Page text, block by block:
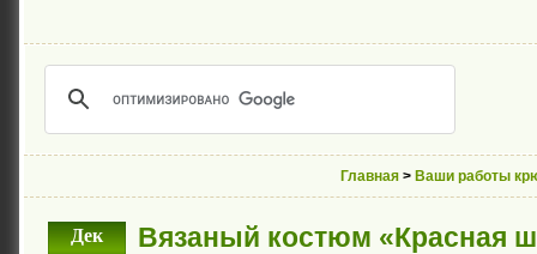
Главная > Ваши работы
Дек Вязаный костюм «Красная